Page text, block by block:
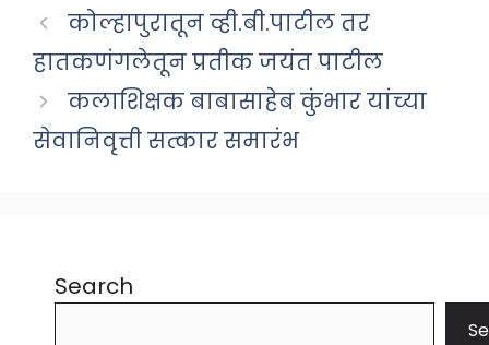
कोल्हापुरातून व्ही.बी.पाटील तर
हातकणंगलेतून प्रतीक जयंत पाटील
कलाशिक्षक बाबासाहेब कुंभार यांच्या
सेवानिवृत्ती सत्कार समारंभ
Search